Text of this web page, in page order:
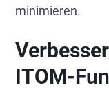
minimieren.
ITOM-